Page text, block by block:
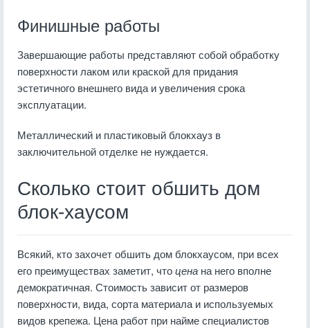
Финишные работы
Завершающие работы представляют собой обработку
поверхности лаком или краской для придания
эстетичного внешнего вида и увеличения срока
эксплуатации.
Металлический и пластиковый блокхауз в
заключительной отделке не нуждается.
Сколько стоит обшить дом
блок-хаусом
Всякий, кто захочет обшить дом блокхаусом, при всех
его преимуществах заметит, чтоцена на него вполне
демократичная. Стоимость зависит от размеров
поверхности, вида, сорта материала и используемых
видов крепежа. Цена работ при найме специалистов